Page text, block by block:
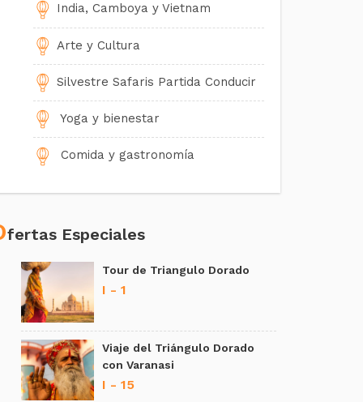
India, Camboya y Vietnam
Arte y Cultura
Silvestre Safaris Partida Conducir
Yoga y bienestar
Comida y gastronomía
Espiritual
Excursión en tren de lujo
Recorrido en tren
Tour budistas
Norte India
Del Sur India
fertas Especiales
Tour de Triangulo Dorado
I - 1
Viaje del Triángulo Dorado
con Varanasi
I - 15